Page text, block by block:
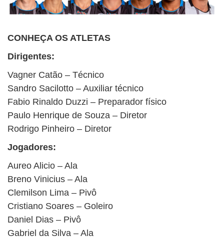
CONHEÇA OS ATLETAS
Dirigentes:
Vagner Catão – Técnico
Sandro Sacilotto – Auxiliar técnico
Fabio Rinaldo Duzzi – Preparador físico
Paulo Henrique de Souza – Diretor
Rodrigo Pinheiro – Diretor
Jogadores:
Aureo Alicio – Ala
Breno Vinicius – Ala
Clemilson Lima – Pivô
Cristiano Soares – Goleiro
Daniel Dias – Pivô
Gabriel da Silva – Ala